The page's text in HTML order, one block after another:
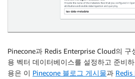
Pinecone과 Redis Enterprise Cloud의
용 벡터 데이터베이스를 설정하고 준비
용은 이 Pinecone 블로그 게시물과 Redis